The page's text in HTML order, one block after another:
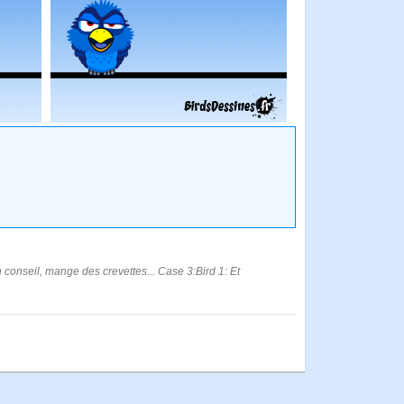
mange des crevettes... Case 3:Bird 1: Et